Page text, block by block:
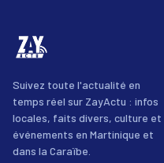
Suivez toute l'actualité en
temps réel sur ZayActu : infos
locales, faits divers, culture et
événements en Martinique et
dans la Caraïbe.